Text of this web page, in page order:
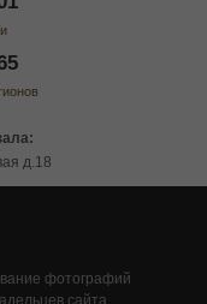
д.18
фотографий
сайта